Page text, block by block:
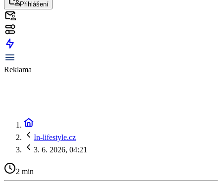
Přihlášení
Reklama
In-lifestyle.cz
3. 6. 2026, 04:21
2 min